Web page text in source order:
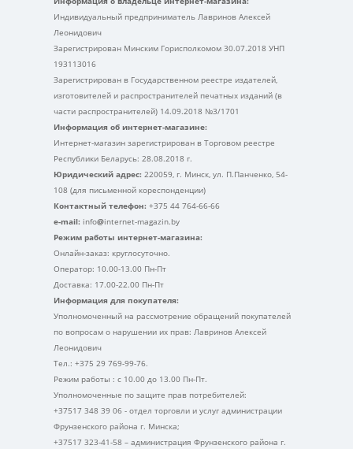
Индивидуальный предприниматель Лавринов Алексей
Леонидович
Зарегистрирован Минским Горисполкомом 30.07.2018 УНП
193113016
Зарегистрирован в Государственном реестре издателей,
изготовителей и распространителей печатных изданий (в
части распространителей) 14.09.2018 №3/1701
Информация об интернет-магазине:
Интернет-магазин зарегистрирован в Торговом реестре
Республики Беларусь: 28.08.2018 г.
Юридический адрес: 220059, г. Минск, ул. П.Панченко, 54-
108 (для письменной кореспонденции)
Контактный телефон: +375 44 764-66-66
e-mail: info@internet-magazin.by
Режим работы интернет-магазина:
Онлайн-заказ: круглосуточно.
Оператор: 10.00-13.00 Пн-Пт
Доставка: 17.00-22.00 Пн-Пт
Информация для покупателя:
Уполномоченный на рассмотрение обращений покупателей
по вопросам о нарушении их прав: Лавринов Алексей
Леонидович
Тел.: +375 29 769-99-76.
Режим работы : с 10.00 до 13.00 Пн-Пт.
Уполномоченные по защите прав потребителей:
+37517 348 39 06 - отдел торговли и услуг администрации
Фрунзенского района г. Минска;
+37517 323-41-58 – администрация Фрунзенского района г.